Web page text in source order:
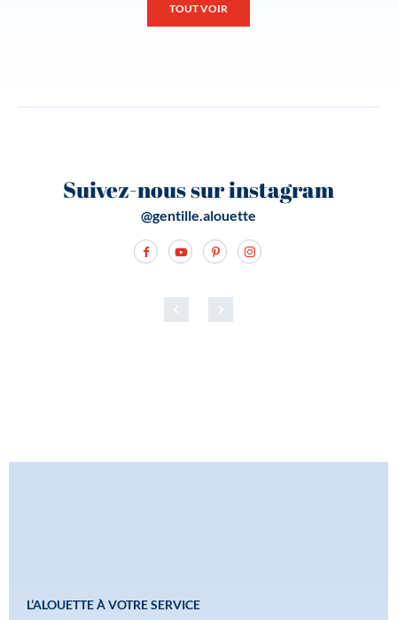
TOUT VOIR
Suivez-nous sur instagram
@gentille.alouette
L’ALOUETTE À VOTRE SERVICE